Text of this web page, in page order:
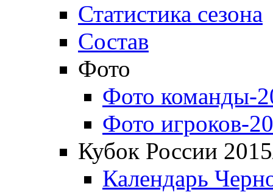
Статистика сезона
Состав
Фото
Фото команды-
Фото игроков-
Кубок России
Календарь